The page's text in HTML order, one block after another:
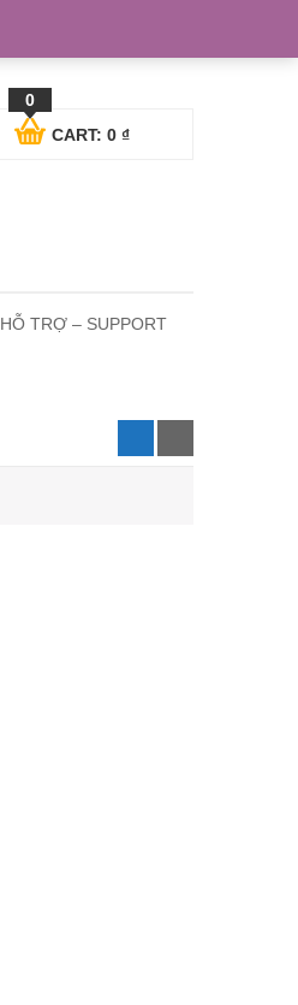
0
CART: 0 ₫
HỖ TRỢ – SUPPORT